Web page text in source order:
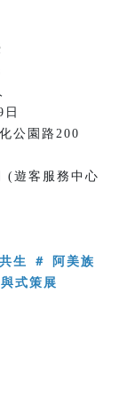
公園路200
(遊客服務中心
生 ＃ 阿美族
式策展